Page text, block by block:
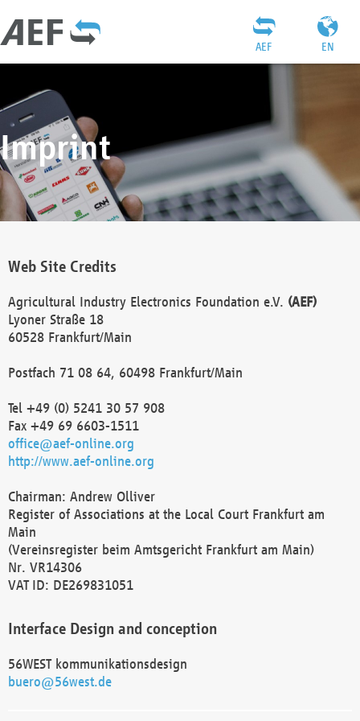
EN
AEF
Imprint
Web Site Credits
Agricultural Industry Electronics Foundation e.V. (AEF)
Lyoner Straße 18
60528 Frankfurt/Main
Postfach 71 08 64, 60498 Frankfurt/Main
Tel +49 (0) 5241 30 57 908
Fax +49 69 6603-1511
office@aef-online.org
http://www.aef-online.org
Chairman: Andrew Olliver
Register of Associations at the Local Court Frankfurt am
Main
(Vereinsregister beim Amtsgericht Frankfurt am Main)
Nr. VR14306
VAT ID: DE269831051
Interface Design and conception
56WEST kommunikationsdesign
buero@56west.de